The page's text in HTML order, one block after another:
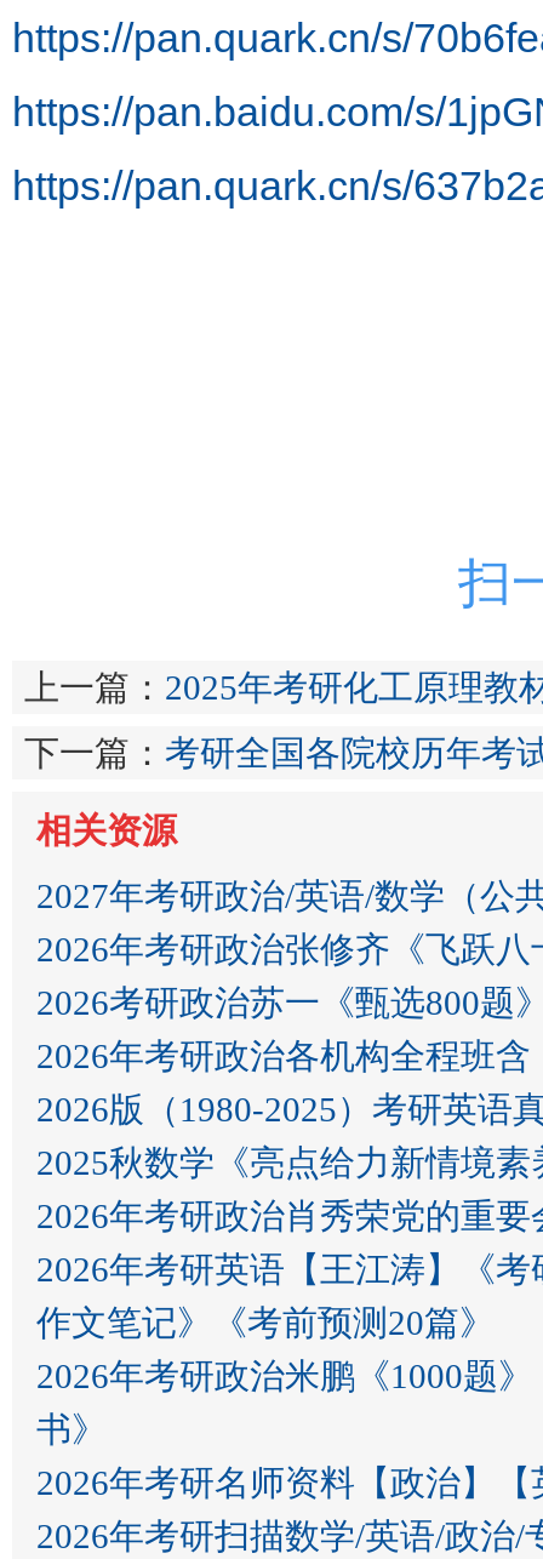
https://pan.quark.cn/s/
https://pan.baidu.com/s/
https://pan.quark.cn/s/
扫
上一篇： 2025年考研化工原理教
下一篇： 考研全国各院校历年考
相关资源
2027年考研政治/英语/数学（公
2026年考研政治张修齐《飞跃
2026考研政治苏一《甄选800题
2026年考研政治各机构全程班
2026版（1980-2025）考研英语
2025秋数学《亮点给力新情境
2026年考研政治肖秀荣党的重
2026年考研英语【王江涛】《
作文笔记》《考前预测20篇》
2026年考研政治米鹏《1000题
书》
2026年考研名师资料【政治】
2026年考研扫描数学/英语/政治/